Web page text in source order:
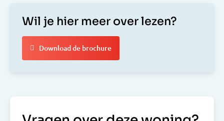
Wil je hier meer over lezen?
Download de brochure